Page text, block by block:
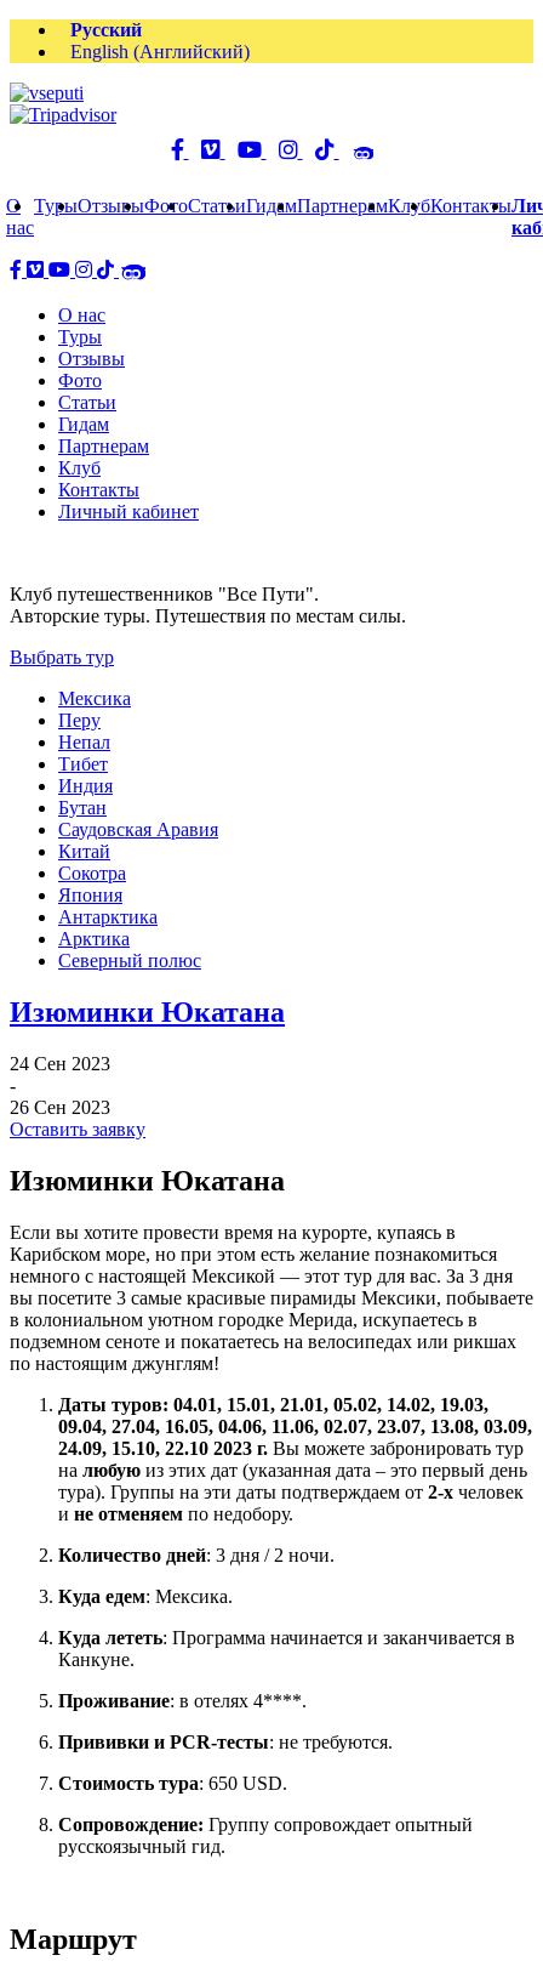
Русский
English (Английский)
О
нас
ТурыОтзывыФотоСтатьиГидамПартнерамКлубКонтакты
О нас
Туры
Отзывы
Фото
Статьи
Гидам
Партнерам
Клуб
Контакты
Личный кабинет
Клуб путешественников "Все Пути".
Авторские туры. Путешествия по местам силы.
Выбрать тур
Мексика
Перу
Непал
Тибет
Индия
Бутан
Саудовская Аравия
Китай
Сокотра
Япония
Антарктика
Арктика
Северный полюс
Изюминки Юкатана
24 Сен 2023
-
26 Сен 2023
Оставить заявку
Изюминки Юкатана
Если вы хотите провести время на курорте, купаясь в
Карибском море, но при этом есть желание познакомиться
немного с настоящей Мексикой — этот тур для вас. За 3 дня
вы посетите 3 самые красивые пирамиды Мексики, побываете
в колониальном уютном городке Мерида, искупаетесь в
подземном сеноте и покатаетесь на велосипедах или рикшах
по настоящим джунглям!
Даты туров: 04.01, 15.01, 21.01, 05.02, 14.02, 19.03,
09.04, 27.04, 16.05, 04.06, 11.06, 02.07, 23.07, 13.08, 03.09,
24.09, 15.10, 22.10 2023 г. Вы можете забронировать тур
на любую из этих дат (указанная дата – это первый день
тура). Группы на эти даты подтверждаем от 2-х человек
и не отменяем по недобору.
Количество дней: 3 дня / 2 ночи.
Куда едем: Мексика.
Куда лететь: Программа начинается и заканчивается в
Канкуне.
Проживание: в отелях 4****.
Прививки и PCR-тесты: не требуются.
Стоимость тура: 650 USD.
Сопровождение: Группу сопровождает опытный
русскоязычный гид.
Маршрут